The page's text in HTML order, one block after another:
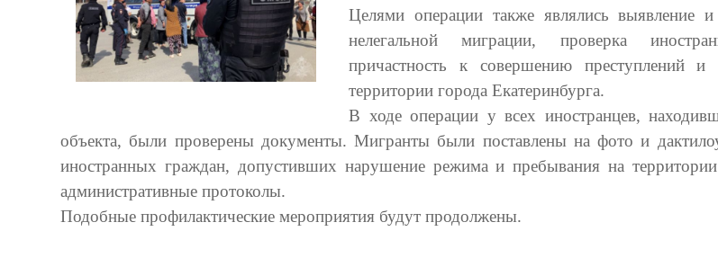
Целями операции также являлись выявление и
нелегальной миграции, проверка
причастность к совершению преступлений и
территории города Екатеринбурга.
В ходе операции у всех иностранцев,
объекта, были проверены документы. Мигранты были поставлены на фото и
иностранных граждан, допустивших нарушение режима и пребывания на территории
административные протоколы.
Подобные профилактические мероприятия будут продолжены.